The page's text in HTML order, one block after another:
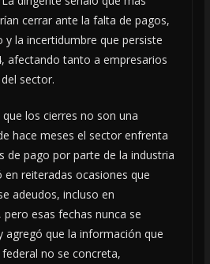
cerrar ante la falta de pagos,
y la incertidumbre que persiste
afectando tanto a empresarios
sector.
los cierres no son una
hace meses el sector enfrenta
de pago por parte de la industria
en reiteradas ocasiones que
adeudos, incluso en
esas fechas nunca se
agregó que la información que
no se concreta,